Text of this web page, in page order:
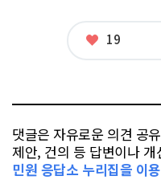
좋
19
댓글은 자유로운 의견 공
제안, 건의 등 답변이나
민원 응답소 누리집을 이용